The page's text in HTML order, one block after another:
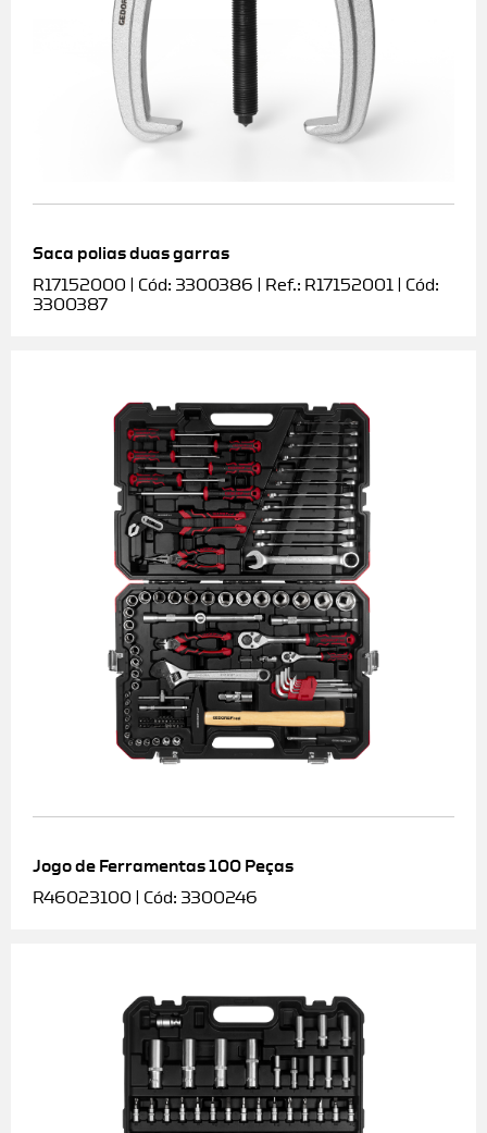
Saca polias duas garras
R17152000 | Cód: 3300386 | Ref.: R17152001 | Cód:
3300387
Jogo de Ferramentas 100 Peças
R46023100 | Cód: 3300246